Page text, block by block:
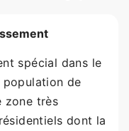
spécial dans le
population de
zone très
dont la